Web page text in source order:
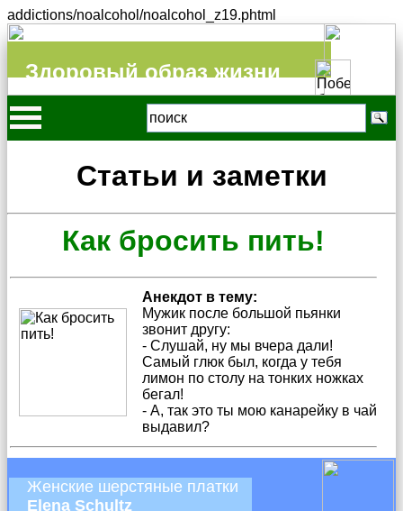
addictions/noalcohol/noalcohol_z19.phtml
Здоровый образ жизни
Статьи и заметки
Как бросить пить!
Анекдот в тему:
Мужик после большой пьянки
звонит другу:
- Слушай, ну мы вчера дали!
Самый глюк был, когда у тебя
лимон по столу на тонких ножках
бегал!
- А, так это ты мою канарейку в чай
выдавил?
Женские шерстяные платки
Elena Schultz